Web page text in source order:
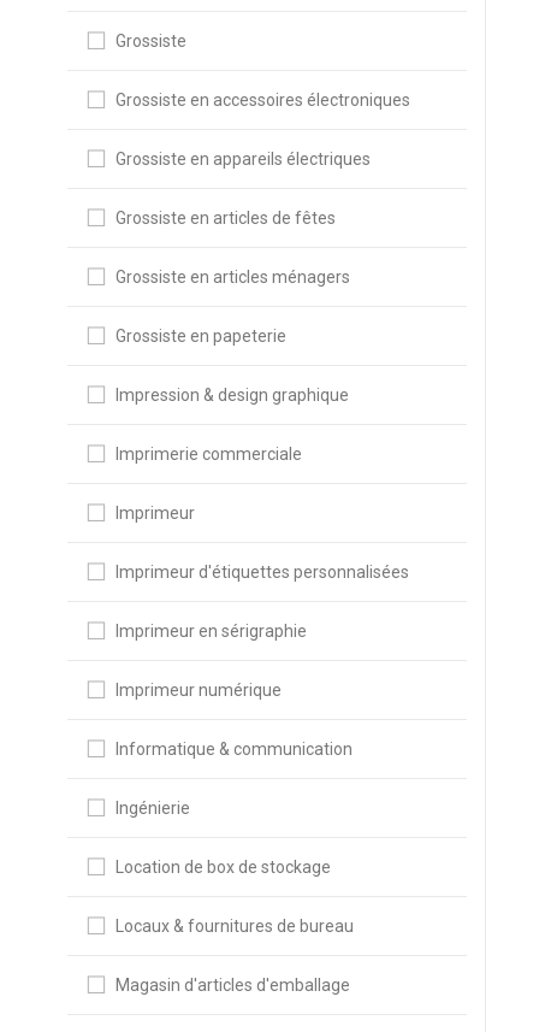
Grossiste
Grossiste en accessoires électroniques
Grossiste en appareils électriques
Grossiste en articles de fêtes
Grossiste en articles ménagers
Grossiste en papeterie
Impression & design graphique
Imprimerie commerciale
Imprimeur
Imprimeur d'étiquettes personnalisées
Imprimeur en sérigraphie
Imprimeur numérique
Informatique & communication
Ingénierie
Location de box de stockage
Locaux & fournitures de bureau
Magasin d'articles d'emballage